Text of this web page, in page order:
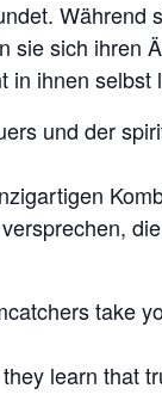
sie sich
ihnen
und der
take
learn that